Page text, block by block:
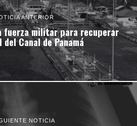
ANTERIOR
fuerza militar para recuperar
Canal de Panamá
NOTICIA